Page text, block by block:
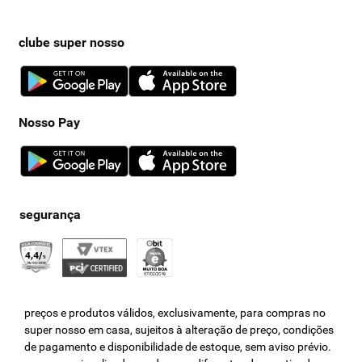
clube super nosso
Nosso Pay
preços e produtos válidos, exclusivamente, para compras no
super nosso em casa, sujeitos à alteração de preço, condições
de pagamento e disponibilidade de estoque, sem aviso prévio.